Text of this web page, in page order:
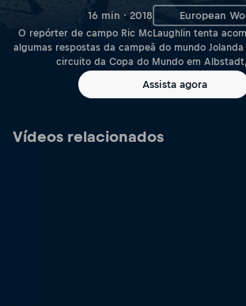
16 min · 2018 European
O repórter de campo Ric McLaughlin tenta
algumas respostas da campeã do mundo
circuito da Copa do Mundo em
Assista agora
Vídeos relacionados